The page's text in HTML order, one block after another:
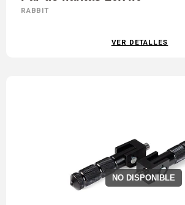
RABBIT
VER DETALLES
NO DISPONIBLE